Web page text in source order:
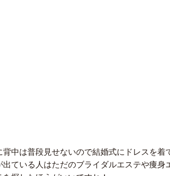
中は普段見せないので結婚式にドレスを着
ている人はただのブライダルエステや痩身